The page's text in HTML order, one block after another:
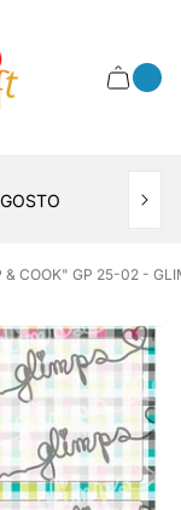
Cassetto
& COOK" GP 25-02 -